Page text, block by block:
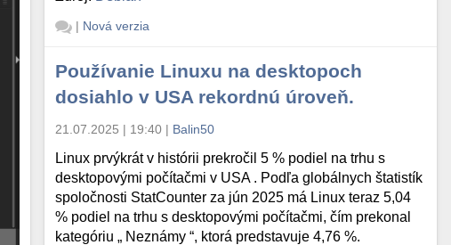
| Nová verzia
Používanie Linuxu na desktopoch
dosiahlo v USA rekordnú úroveň.
21.07.2025 | 19:40 | Balin50
Linux prvýkrát v histórii prekročil 5 % podiel na trhu s
desktopovými počítačmi v USA . Podľa globálnych štatistík
spoločnosti StatCounter za jún 2025 má Linux teraz 5,04
% podiel na trhu s desktopovými počítačmi, čím prekonal
kategóriu „ Neznámy “, ktorá predstavuje 4,76 %.